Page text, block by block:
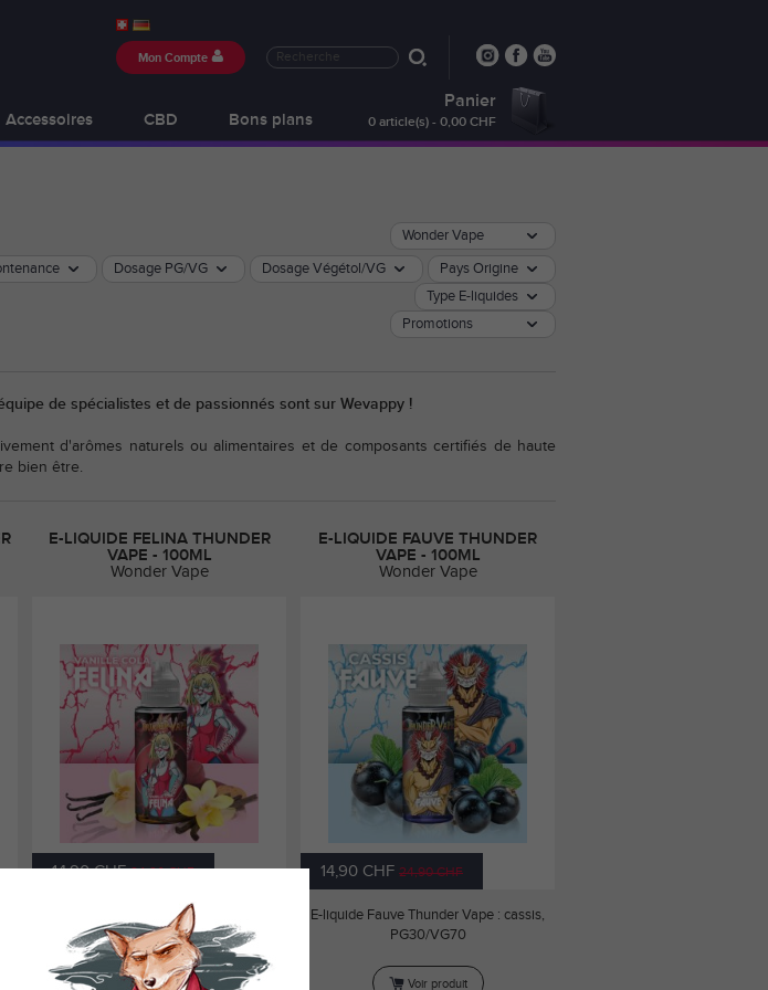
Accessoires CBD Bons plans
Mon Compte
Panier
0 article(s) - 0,00 CHF
Wonder Vape
Dosage PG/VG Dosage Végétol/VG
Pays Origine
Type E-liquides
Promotions
de spécialistes et de passionnés sont sur Wevappy !
d'arômes naturels ou alimentaires et de composants certifiés de haute
bien être.
E-LIQUIDE FELINA THUNDER
VAPE - 100ML
Wonder Vape
14,90 CHF 24,90 CHF
E-liquide Felina Thunder Vape : vanille,
cola, PG30/VG70
Voir produit
E-LIQUIDE FAUVE THUNDER
VAPE - 100ML
Wonder Vape
14,90 CHF 24,90 CHF
E-liquide Fauve Thunder Vape : cassis,
PG30/VG70
Voir produit